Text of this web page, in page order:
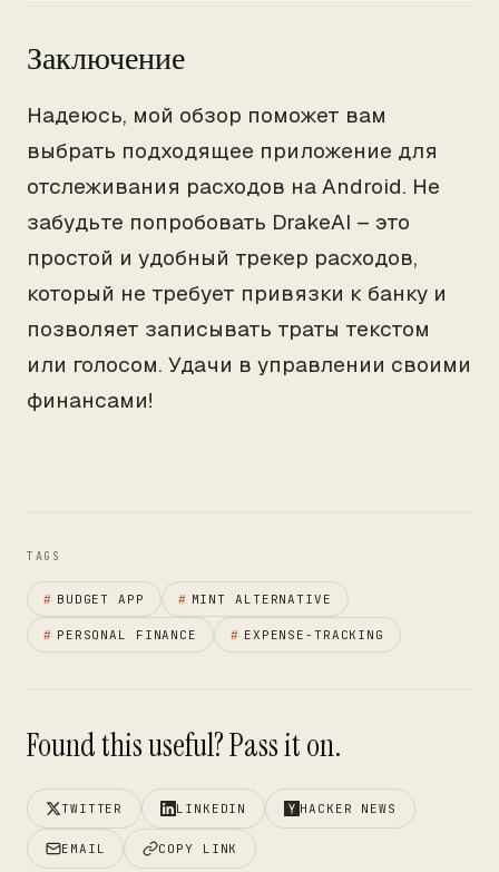
Заключение
Надеюсь, мой обзор поможет вам
выбрать подходящее приложение для
отслеживания расходов на Android. Не
забудьте попробовать DrakeAI – это
простой и удобный трекер расходов,
который не требует привязки к банку и
позволяет записывать траты текстом
или голосом. Удачи в управлении своими
финансами!
TAGS
# BUDGET APP # MINT ALTERNATIVE
# PERSONAL FINANCE # EXPENSE-TRACKING
Found this useful? Pass it on.
TWITTER LINKEDIN HACKER NEWS
EMAIL COPY LINK